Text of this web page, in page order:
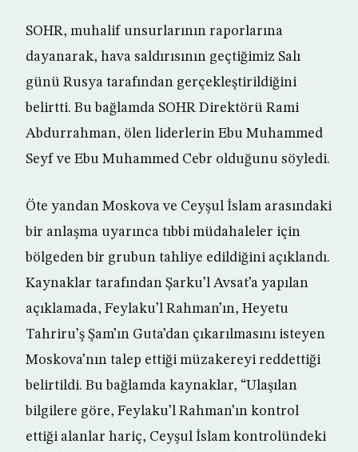
SOHR, muhalif unsurlarının raporlarına
dayanarak, hava saldırısının geçtiğimiz Salı
günü Rusya tarafından gerçekleştirildiğini
belirtti. Bu bağlamda SOHR Direktörü Rami
Abdurrahman, ölen liderlerin Ebu Muhammed
Seyf ve Ebu Muhammed Cebr olduğunu söyledi.
Öte yandan Moskova ve Ceyşul İslam arasındaki
bir anlaşma uyarınca tıbbi müdahaleler için
bölgeden bir grubun tahliye edildiğini açıklandı.
Kaynaklar tarafından Şarku’l Avsat’a yapılan
açıklamada, Feylaku’l Rahman’ın, Heyetu
Tahriru’ş Şam’ın Guta’dan çıkarılmasını isteyen
Moskova’nın talep ettiği müzakereyi reddettiği
belirtildi. Bu bağlamda kaynaklar, “Ulaşılan
bilgilere göre, Feylaku’l Rahman’ın kontrol
ettiği alanlar hariç, Ceyşul İslam kontrolündeki